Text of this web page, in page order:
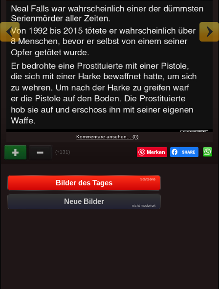
Kommentare ansehen... (0)
(+131) Merken
Bilder des Tages Startseite
Neue Bilder
nicht moderiert